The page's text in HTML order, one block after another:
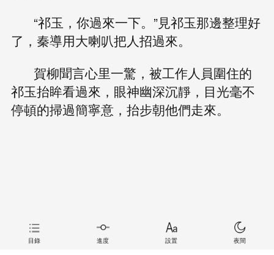
“祁玉，你過來一下。”見祁玉那邊整理好
了，秦導用大喇叭把人招過來。
賀柳聞言心里一驚，被工作人員圍住的
祁玉抬眸看過來，眼神幽深沉靜，目光毫不
停頓的掃過簡寧意，抬步朝他們走來。
目錄 進度 設置 夜間